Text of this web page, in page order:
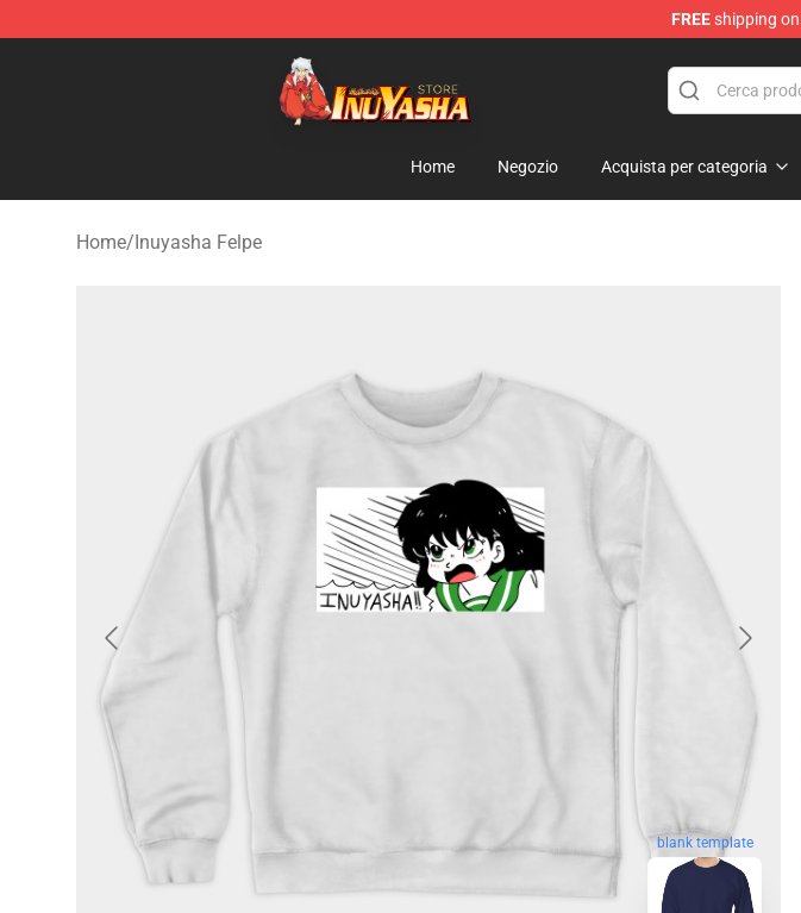
FREEshipping
Inuyasha Store - Official Inuyasha Merchandise Shop
Home Negozio Acquista per categoria
Home/Inuyasha Felpe
blank template